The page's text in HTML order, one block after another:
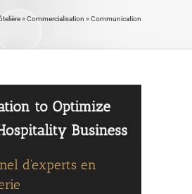
» Commercialisation » Communication
d'experts en